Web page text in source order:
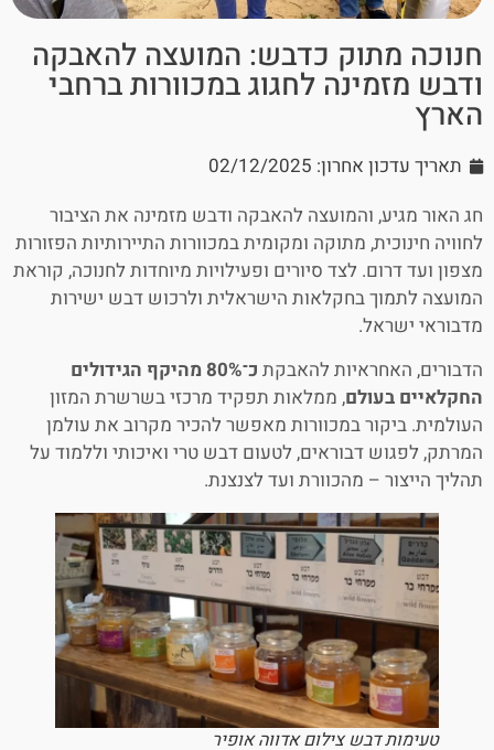
חנוכה מתוק כדבש: המועצה להאבקה
ודבש מזמינה לחגוג במכוורות ברחבי
הארץ
תאריך עדכון אחרון: 02/12/2025
חג האור מגיע, והמועצה להאבקה ודבש מזמינה את הציבור
לחוויה חינוכית, מתוקה ומקומית במכוורות התיירותיות הפזורות
מצפון ועד דרום. לצד סיורים ופעילויות מיוחדות לחנוכה, קוראת
המועצה לתמוך בחקלאות הישראלית ולרכוש דבש ישירות
מדבוראי ישראל.
הדבורים, האחראיות להאבקת
כ־80% מהיקף הגידולים
החקלאיים בעולם, ממלאות תפקיד מרכזי בשרשרת המזון
העולמית. ביקור במכוורות מאפשר להכיר מקרוב את עולמן
המרתק, לפגוש דבוראים, לטעום דבש טרי ואיכותי וללמוד על
תהליך הייצור – מהכוורת ועד לצנצנת.
טעימות דבש צילום אדווה אופיר